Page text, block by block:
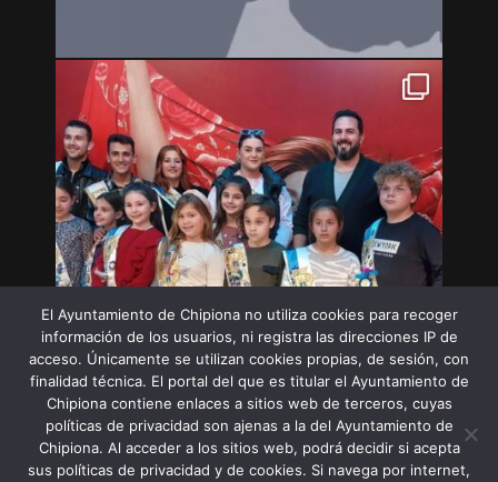
El Ayuntamiento de Chipiona no utiliza cookies para recoger
información de los usuarios, ni registra las direcciones IP de
acceso. Únicamente se utilizan cookies propias, de sesión, con
finalidad técnica. El portal del que es titular el Ayuntamiento de
Chipiona contiene enlaces a sitios web de terceros, cuyas
políticas de privacidad son ajenas a la del Ayuntamiento de
Chipiona. Al acceder a los sitios web, podrá decidir si acepta
sus políticas de privacidad y de cookies. Si navega por internet,